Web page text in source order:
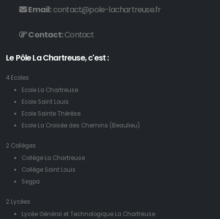
Email:contact@pole-lachartreuse.fr
Contact:Contact
Le Pôle La Chartreuse, c'est :
4 Ecoles
Ecole La Chartreuse
Ecole Saint Louis
Ecole Sainte Thérèse
Ecole La Croisée des Chemins (Beaulieu)
2 Collèges
Collège La Chartreuse
Collège Saint Louis
Segpa
2 Lycées
Lycée Général et Technologique La Chartreuse